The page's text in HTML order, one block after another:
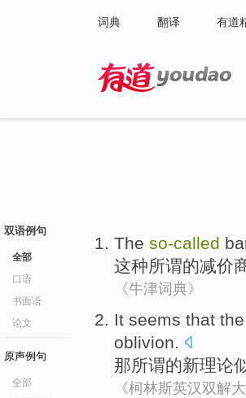
词典 翻译 有道
双语例句
全部
口语
书面语
论文
原声例句
全部
The so-called
这种所谓的减价
《牛津词典》
It seems that the
oblivion.
那所谓的新理论
《柯林斯英汉双解大